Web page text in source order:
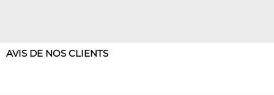
AVIS DE NOS CLIENTS